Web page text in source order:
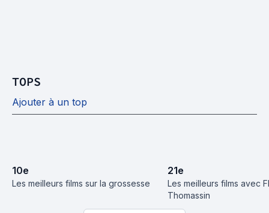
TOPS
Ajouter à un top
10e
Les meilleurs films sur la grossesse
21e
Les meilleurs films avec
Thomassin